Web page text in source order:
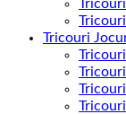
Tricouri